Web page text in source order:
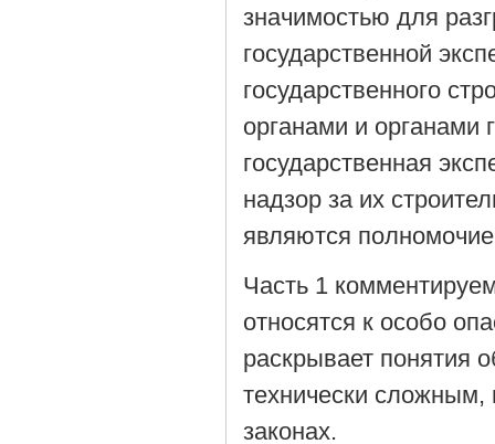
значимостью для
государственной
государственного
органами и органами
государственная
надзор за их
являются
Часть 1
относятся к особо
раскрывает понятия
технически
законах.